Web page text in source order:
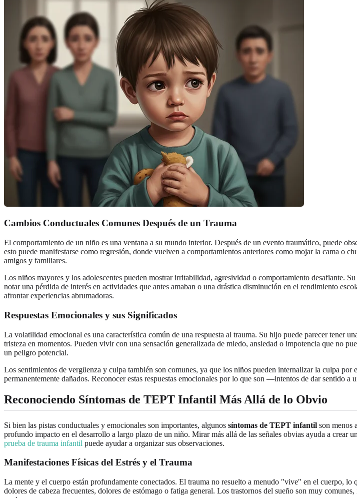
Cambios Conductuales Comunes Después de un Trauma
El comportamiento de un niño es una ventana a su mundo interior. Después de un evento traumático, puede
esto puede manifestarse como regresión, donde vuelven a comportamientos anteriores como mojar la cama o
amigos y familiares.
Los niños mayores y los adolescentes pueden mostrar irritabilidad, agresividad o comportamiento desafiante.
notar una pérdida de interés en actividades que antes amaban o una drástica disminución en el rendimiento
afrontar experiencias abrumadoras.
Respuestas Emocionales y sus Significados
La volatilidad emocional es una característica común de una respuesta al trauma. Su hijo puede parecer tener
tristeza en momentos. Pueden vivir con una sensación generalizada de miedo, ansiedad o impotencia que no
un peligro potencial.
Los sentimientos de vergüenza y culpa también son comunes, ya que los niños pueden internalizar la culpa
permanentemente dañados. Reconocer estas respuestas emocionales por lo que son —intentos de dar
Reconociendo Síntomas de TEPT Infantil Más Allá de lo Obvio
Si bien las pistas conductuales y emocionales son importantes, algunos síntomas de TEPT infantil son menos
profundo impacto en el desarrollo a largo plazo de un niño. Mirar más allá de las señales obvias ayuda a crear
prueba de trauma infantil puede ayudar a organizar sus observaciones.
Manifestaciones Físicas del Estrés y el Trauma
La mente y el cuerpo están profundamente conectados. El trauma no resuelto a menudo "vive" en el cuerpo,
dolores de cabeza frecuentes, dolores de estómago o fatiga general. Los trastornos del sueño son muy